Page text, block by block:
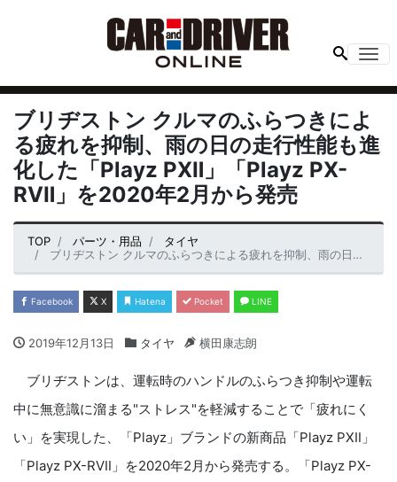
ブリヂストン クルマのふらつきによ
る疲れを抑制、雨の日の走行性能も進
化した「Playz PXⅡ」「Playz PX-
RVⅡ」を2020年2月から発売
TOP パーツ・用品
タイヤ
ブリヂストン クルマのふらつきによる疲れを抑制、雨の日の走行性能も進化した「Playz PXⅡ」「Playz PX-RVⅡ」を2020年2月から発売
Facebook X Hatena Pocket LINE
2019年12月13日 タイヤ 横田康志朗
ブリヂストンは、運転時のハンドルのふらつき抑制や運転
中に無意識に溜まる"ストレス"を軽減することで「疲れにく
い」を実現した、「Playz」ブランドの新商品「Playz PXⅡ」
「Playz PX-RVⅡ」を2020年2月から発売する。「Playz PX-